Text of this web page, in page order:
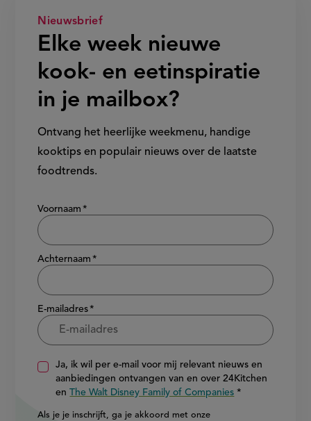
Nieuwsbrief
Elke week nieuwe
kook- en eetinspiratie
in je mailbox?
Ontvang het heerlijke weekmenu, handige
kooktips en populair nieuws over de laatste
foodtrends.
Show/hide
Voornaam
Achternaam
E-mailadres
Ja, ik wil per e-mail voor mij relevant nieuws en
aanbiedingen ontvangen van en over 24Kitchen
enThe Walt Disney Family of Companies
Als je je inschrijft, ga je akkoord met onze